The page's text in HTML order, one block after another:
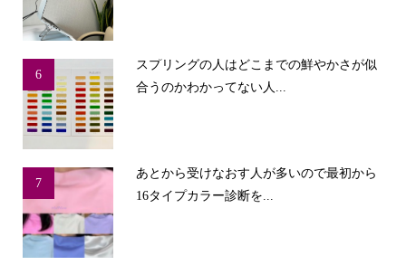
6
スプリングの人はどこまでの鮮やかさが似
合うのかわかってない人...
7
あとから受けなおす人が多いので最初から
16タイプカラー診断を...